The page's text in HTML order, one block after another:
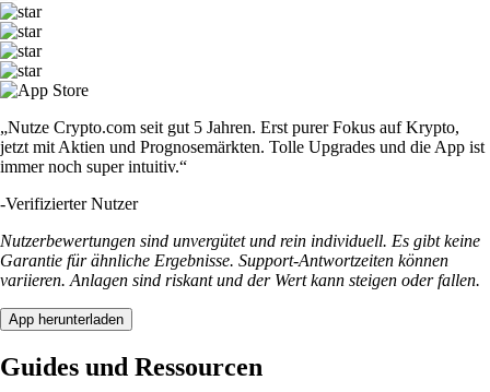
„Nutze Crypto.com seit gut 5 Jahren. Erst purer Fokus auf Krypto,
jetzt mit Aktien und Prognosemärkten. Tolle Upgrades und die App ist
immer noch super intuitiv.“
-Verifizierter Nutzer
Nutzerbewertungen sind unvergütet und rein individuell. Es gibt keine
Garantie für ähnliche Ergebnisse. Support-Antwortzeiten können
variieren. Anlagen sind riskant und der Wert kann steigen oder fallen.
App herunterladen
Guides und Ressourcen